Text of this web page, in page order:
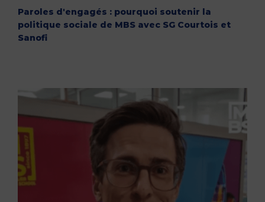
Paroles d'engagés : pourquoi soutenir la
politique sociale de MBS avec SG Courtois et
Sanofi